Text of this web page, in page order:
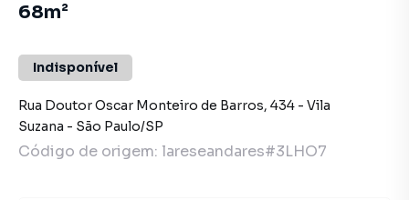
68m²
Indisponível
Rua Doutor Oscar Monteiro de Barros, 434 - Vila
Suzana - São Paulo/SP
Código de origem: lareseandares#3LHO7